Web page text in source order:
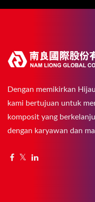
Dengan memikirkan
kami bertujuan untuk
komposit yang
dengan karyawan dan